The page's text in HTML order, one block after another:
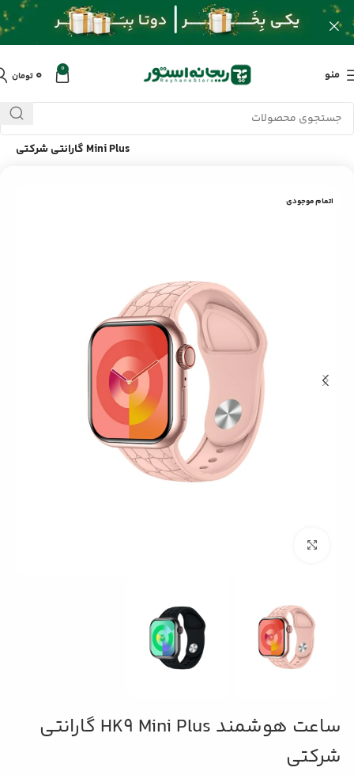
منو 0 ۰ تومان
خانه/محصولات/ساعت هوشمند و جانبی/
ساعت هوشمند HK9
Mini Plus گارانتی شرکتی
اتمام موجودی
ساعت هوشمند HK9 Mini Plus گارانتی
شرکتی